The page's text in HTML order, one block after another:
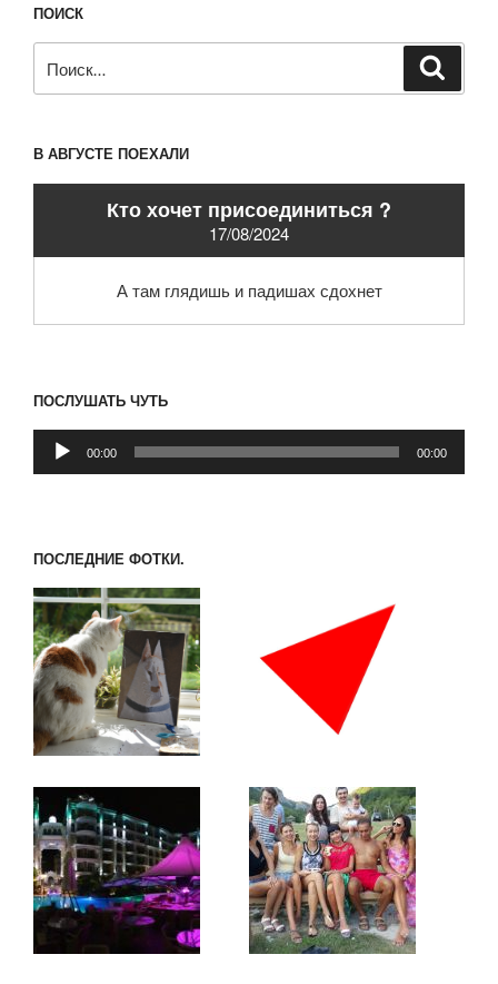
ПОИСК
В АВГУСТЕ ПОЕХАЛИ
Кто хочет присоединиться ?
17/08/2024
А там глядишь и падишах сдохнет
ПОСЛУШАТЬ ЧУТЬ
Аудиоплеер
00:00 00:00
ПОСЛЕДНИЕ ФОТКИ.